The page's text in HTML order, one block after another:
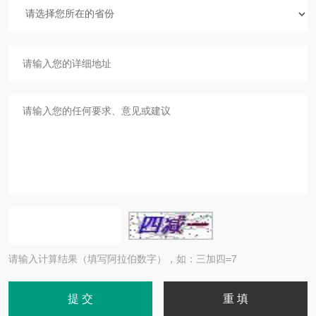
请输入计算结果（填写阿拉伯数字），如：三加四=7